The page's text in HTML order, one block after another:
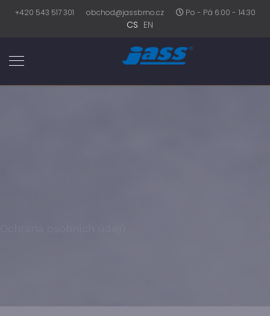
+420 543 517 301 obchod@jassbrno.cz Po - Pá 6:00 - 14:30
CS EN